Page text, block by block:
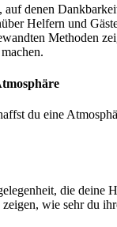
denen
Helfern und
Methoden
du eine
die deine
wie sehr du